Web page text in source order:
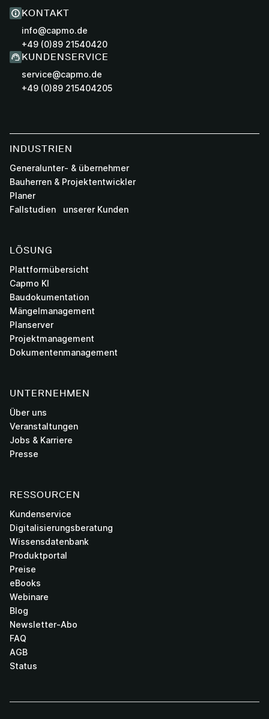
KONTAKT
info@capmo.de
+49 (0)89 21540420
KUNDENSERVICE
service@capmo.de
+49 (0)89 215404205
INDUSTRIEN
Generalunter- & übernehmer
Bauherren & Projektentwickler
Planer
Fallstudien unserer Kunden
LÖSUNG
Plattformübersicht
Capmo KI
Baudokumentation
Mängelmanagement
Planserver
Projektmanagement
Dokumentenmanagement
UNTERNEHMEN
Über uns
Veranstaltungen
Jobs & Karriere
Presse
RESSOURCEN
Kundenservice
Digitalisierungsberatung
Wissensdatenbank
Produktportal
Preise
eBooks
Webinare
Blog
Newsletter-Abo
FAQ
AGB
Status